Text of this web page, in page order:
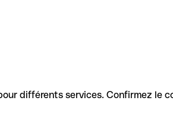
différents services. Confirmez le